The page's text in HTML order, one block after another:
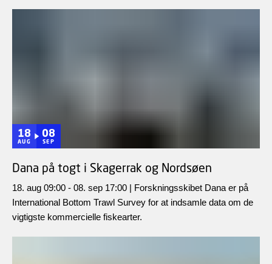
18
AUG
08
SEP
Dana på togt i Skagerrak og Nordsøen
18. aug 09:00 - 08. sep 17:00 | Forskningsskibet Dana er på
International Bottom Trawl Survey for at indsamle data om de
vigtigste kommercielle fiskearter.